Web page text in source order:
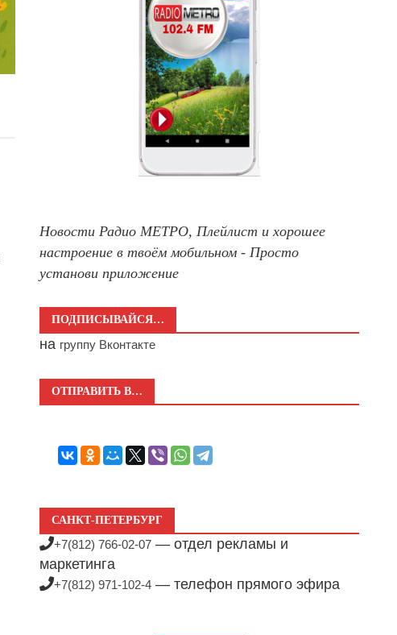
Новости Радио МЕТРО, Плейлист и хорошее
настроение в твоём мобильном - Просто
установи приложение
ПОДПИСЫВАЙСЯ…
на группу Вконтакте
ОТПРАВИТЬ В…
САНКТ-ПЕТЕРБУРГ
+7(812) 766-02-07 — отдел рекламы и
маркетинга
+7(812) 971-102-4 — телефон прямого эфира